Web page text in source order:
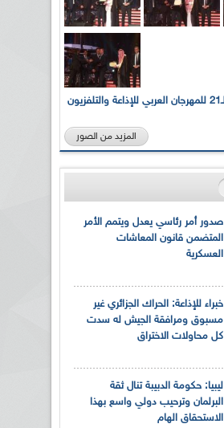
بالصور... الدورة الـ21 للمهرجان العربي للإذاعة والتلفزيون
المزيد من الصور
صدور أمر رئاسي يعدل ويتمم الأمر
المتضمن قانون المعاشات
العسكرية
خبراء للإذاعة: الحراك الجزائري غير
مسبوق ومرافقة الجيش له سدت
كل محاولات الاختراق
ليبيا: حكومة الدبيبة تنال ثقة
البرلمان وترحيب دولي واسع بهذا
الاستحقاق الهام